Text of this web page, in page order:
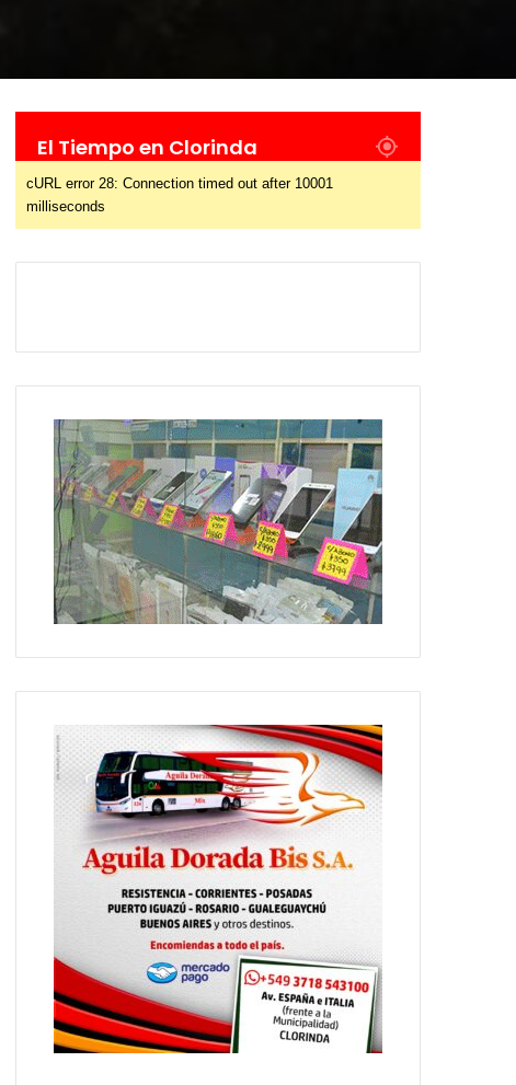
El Tiempo en Clorinda
cURL error 28: Connection timed out after 10001
milliseconds